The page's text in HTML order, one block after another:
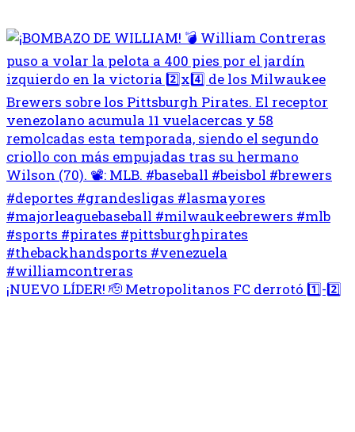
¡NUEVO LÍDER! 🫡 Metropolitanos FC derrotó 1️⃣-2️⃣